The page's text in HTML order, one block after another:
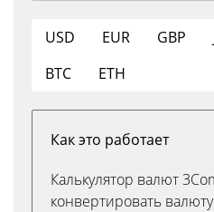
USD EUR GBP
BTC
ETH
Как это работает
Калькулятор валют
конвертировать